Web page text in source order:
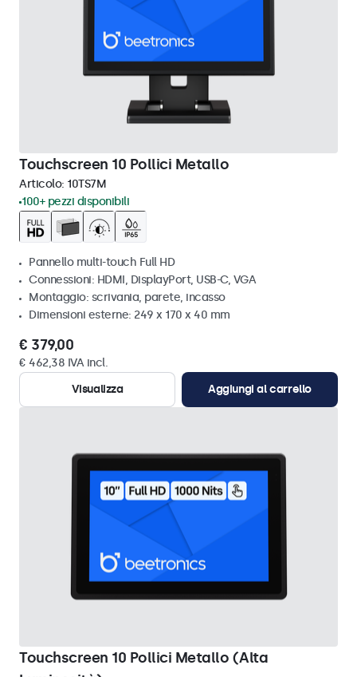
Touchscreen 10 Pollici Metallo
Articolo: 10TS7M
100+ pezzi disponibili
Pannello multi-touch Full HD
Connessioni: HDMI, DisplayPort, USB-C, VGA
Montaggio: scrivania, parete, incasso
Dimensioni esterne: 249 x 170 x 40 mm
€ 379,00
€ 462,38 IVA incl.
Visualizza
Aggiungi al carrello
Touchscreen 10 Pollici Metallo (Alta